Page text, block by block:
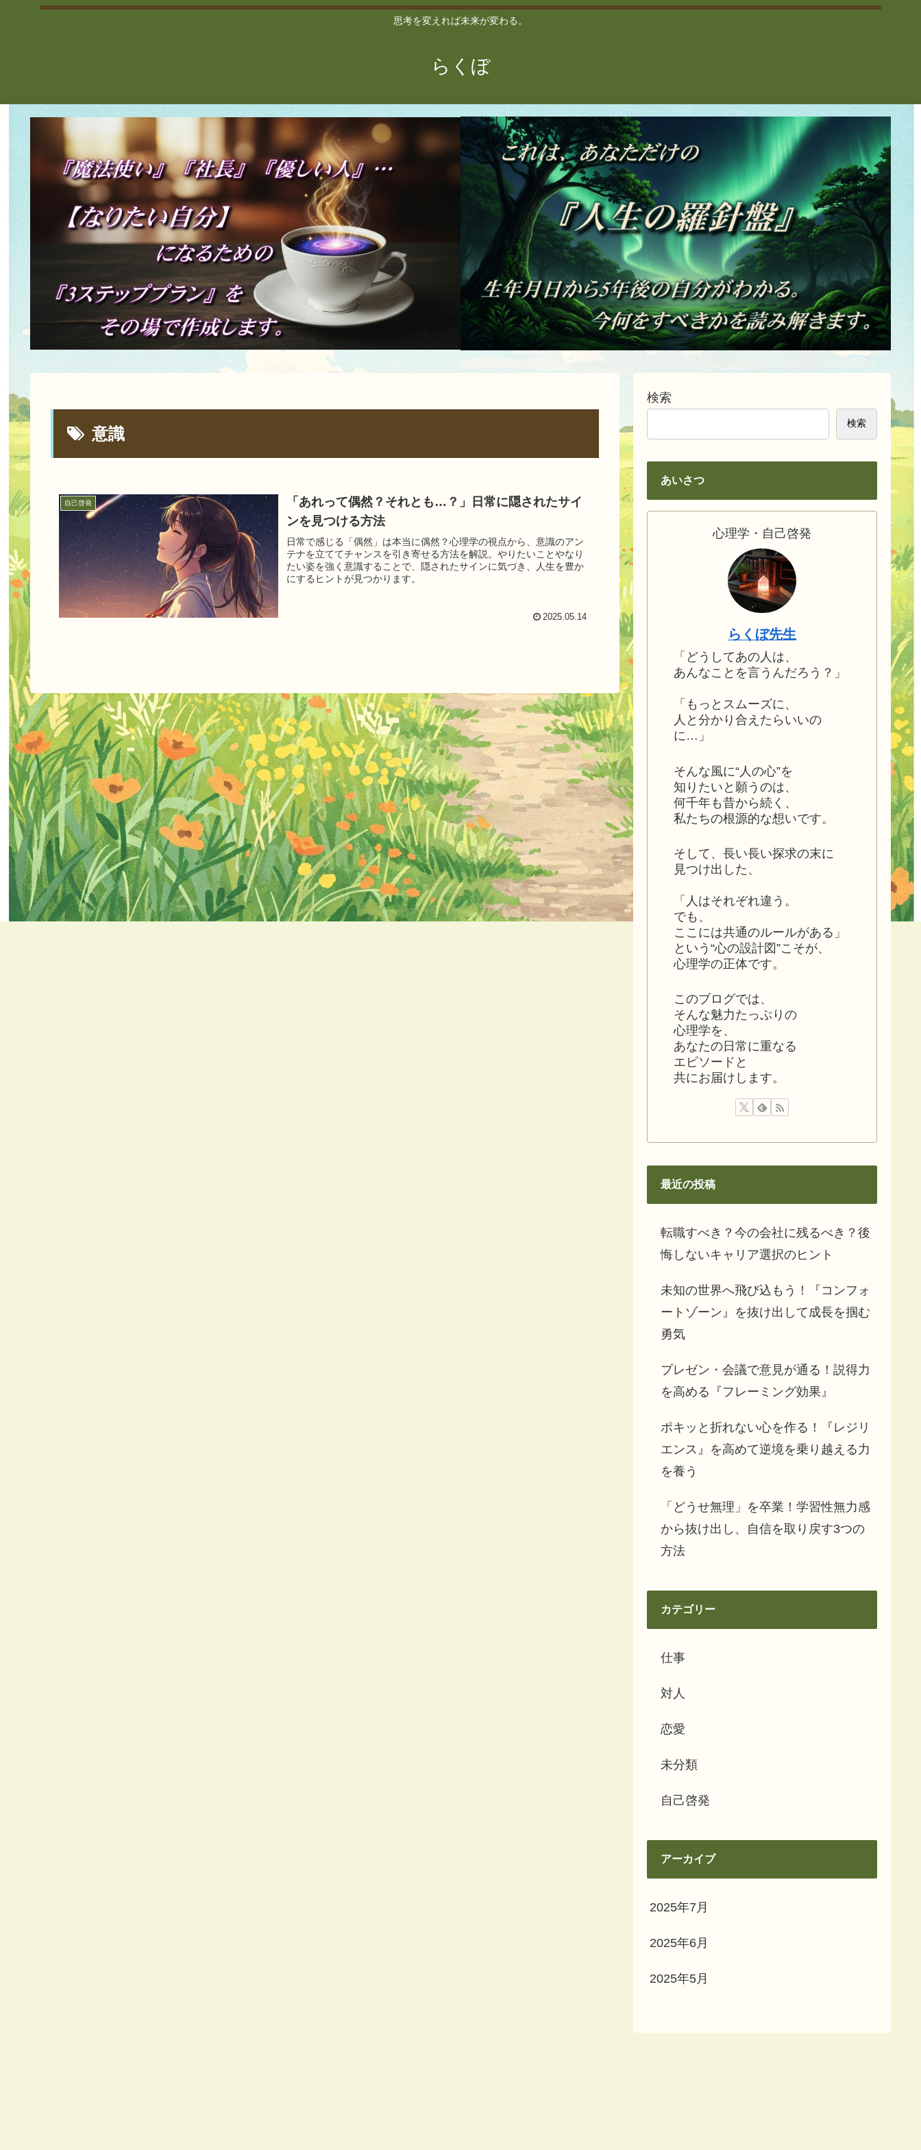
思考を変えれば未来が変わる。
らくぼ
意識
自己啓発
「あれって偶然？それとも…？」日常に隠されたサイ
ンを見つける方法
日常で感じる「偶然」は本当に偶然？心理学の視点から、意識のアン
テナを立ててチャンスを引き寄せる方法を解説。やりたいことやなり
たい姿を強く意識することで、隠されたサインに気づき、人生を豊か
にするヒントが見つかります。
2025.05.14
検索
検索
あいさつ
心理学・自己啓発
らくぼ先生
「どうしてあの人は、
あんなことを言うんだろう？」
「もっとスムーズに、
人と分かり合えたらいいの
に…」
そんな風に“人の心”を
知りたいと願うのは、
何千年も昔から続く、
私たちの根源的な想いです。
そして、長い長い探求の末に
見つけ出した、
「人はそれぞれ違う。
でも、
ここには共通のルールがある」
という“心の設計図”こそが、
心理学の正体です。
このブログでは、
そんな魅力たっぷりの
心理学を、
あなたの日常に重なる
エピソードと
共にお届けします。
最近の投稿
転職すべき？今の会社に残るべき？後
悔しないキャリア選択のヒント
未知の世界へ飛び込もう！『コンフォ
ートゾーン』を抜け出して成長を掴む
勇気
プレゼン・会議で意見が通る！説得力
を高める『フレーミング効果』
ポキッと折れない心を作る！『レジリ
エンス』を高めて逆境を乗り越える力
を養う
「どうせ無理」を卒業！学習性無力感
から抜け出し、自信を取り戻す3つの
方法
カテゴリー
仕事
対人
恋愛
未分類
自己啓発
アーカイブ
2025年7月
2025年6月
2025年5月